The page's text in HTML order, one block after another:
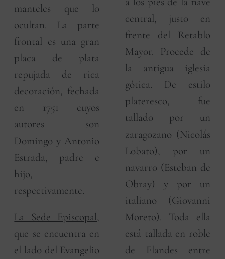
manteles que lo
ocultan. La parte
frontal es una gran
placa de plata
repujada de rica
decoración, fechada
en 1751 cuyos
autores son
Domingo y Antonio
Estrada, padre e
hijo,
respectivamente.
La Sede Episcopal,
que se encuentra en
el lado del Evangelio
central, justo en
frente del Retablo
Mayor. Procede de
la antigua iglesia
gótica. De estilo
plateresco, fue
tallado por un
zaragozano (Nicolás
Lobato), por un
navarro (Esteban de
Obray) y por un
italiano (Giovanni
Moreto). Toda ella
está tallada en roble
de Flandes entre